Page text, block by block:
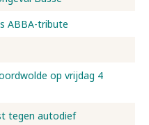
ABBA-tribute
op vrijdag 4
tegen autodief